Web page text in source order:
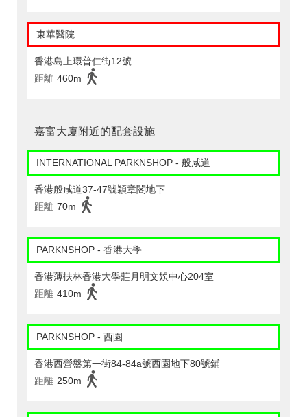
東華醫院
香港島上環普仁街12號
距離 460m
嘉富大廈附近的配套設施
INTERNATIONAL PARKNSHOP - 般咸道
香港般咸道37-47號穎章閣地下
距離 70m
PARKNSHOP - 香港大學
香港薄扶林香港大學莊月明文娛中心204室
距離 410m
PARKNSHOP - 西園
香港西營盤第一街84-84a號西園地下80號鋪
距離 250m